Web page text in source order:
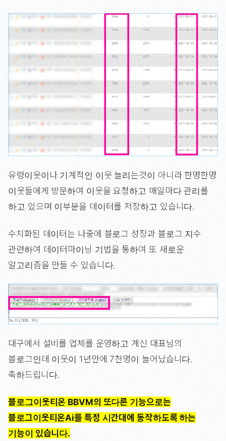
유령이웃이나 기계적인 이웃 늘리는것이 아니라 한명한명
이웃들에게 방문하여 이웃을 요청하고 매일마다 관리를
하고 있으며 이부분을 데이터를 저장하고 있습니다.
수치화된 데이터는 나중에 블로그 성장과 블로그 지수
관련하여 데이터마이닝 기법을 통하여 또 새로운
알고리즘을 만들 수 있습니다.
대구에서 설비를 업체를 운영하고 계신 대표님의
블로그인데 이웃이 1년만에 7천명이 늘어났습니다.
축하드립니다.
블로그이웃티온 BBVM의 또다른 기능으로는
블로그이웃티온Ai를 특정 시간대에 동작하도록 하는
기능이 있습니다.